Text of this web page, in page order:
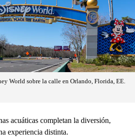
World sobre la calle en Orlando, Florida, EE.
acuáticas completan la diversión,
experiencia distinta.